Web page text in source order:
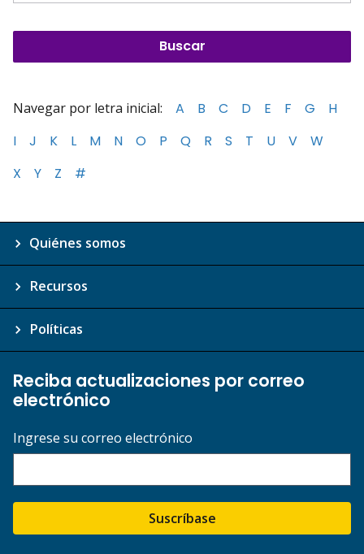
Navegar por letra inicial: A B C D E F G
H
I
J K L M N O P Q R S T U V
W
X
Y Z #
Quiénes somos
Recursos
Políticas
Reciba actualizaciones por correo
electrónico
Ingrese su correo electrónico
Suscríbase